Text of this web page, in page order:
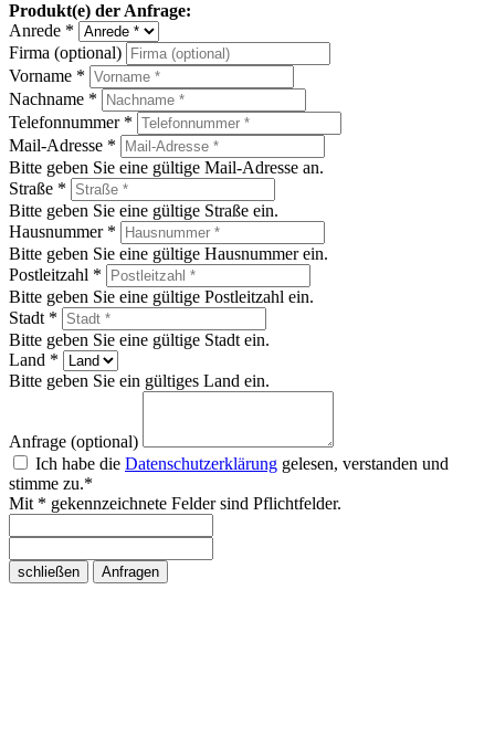
Produkt(e) der Anfrage:
Anrede *
Firma (optional)
Vorname *
Nachname *
Telefonnummer *
Mail-Adresse *
Bitte geben Sie eine gültige Mail-Adresse an.
Straße *
Bitte geben Sie eine gültige Straße ein.
Hausnummer *
Bitte geben Sie eine gültige Hausnummer ein.
Postleitzahl *
Bitte geben Sie eine gültige Postleitzahl ein.
Stadt *
Bitte geben Sie eine gültige Stadt ein.
Land *
Bitte geben Sie ein gültiges Land ein.
Anfrage (optional)
Ich habe die Datenschutzerklärung gelesen, verstanden und
stimme zu.*
Mit * gekennzeichnete Felder sind Pflichtfelder.
schließen Anfragen